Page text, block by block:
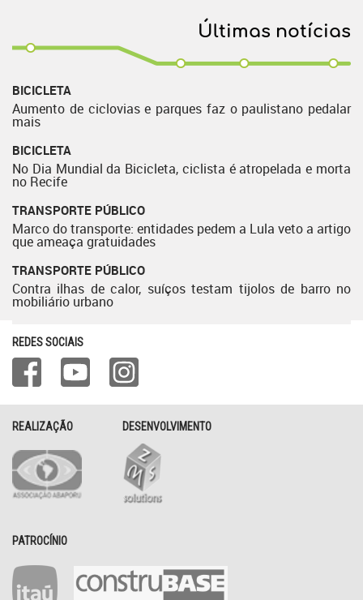
Últimas notícias
BICICLETA
Aumento de ciclovias e parques faz o paulistano pedalar
mais
BICICLETA
No Dia Mundial da Bicicleta, ciclista é atropelada e morta
no Recife
TRANSPORTE PÚBLICO
Marco do transporte: entidades pedem a Lula veto a artigo
que ameaça gratuidades
TRANSPORTE PÚBLICO
Contra ilhas de calor, suíços testam tijolos de barro no
mobiliário urbano
REDES SOCIAIS
REALIZAÇÃO DESENVOLVIMENTO
PATROCÍNIO